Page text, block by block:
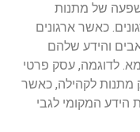
של מתנות
כאשר ארגונים
והידע שלהם
לדוגמה, עסק פרטי
מתנות לקהילה, כאשר
המקומי לגבי